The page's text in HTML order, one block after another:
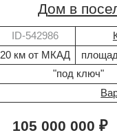
дом в
ID-542986
20 км от МКАД
"под ключ"
105 000 000 ₽